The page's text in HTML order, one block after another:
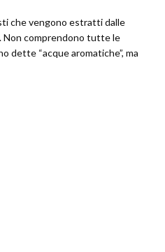
che vengono estratti dalle
Non comprendono tutte le
dette “acque aromatiche”, ma